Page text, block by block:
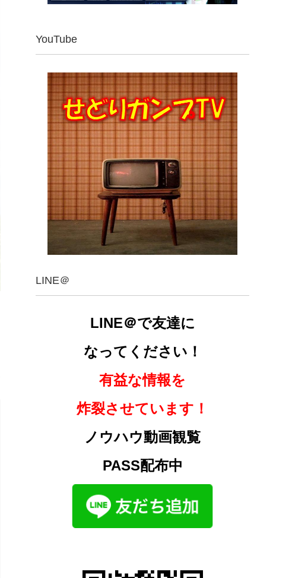
YouTube
LINE＠
LINE＠で友達に
なってください！
有益な情報を
炸裂させています！
ノウハウ動画観覧
PASS配布中